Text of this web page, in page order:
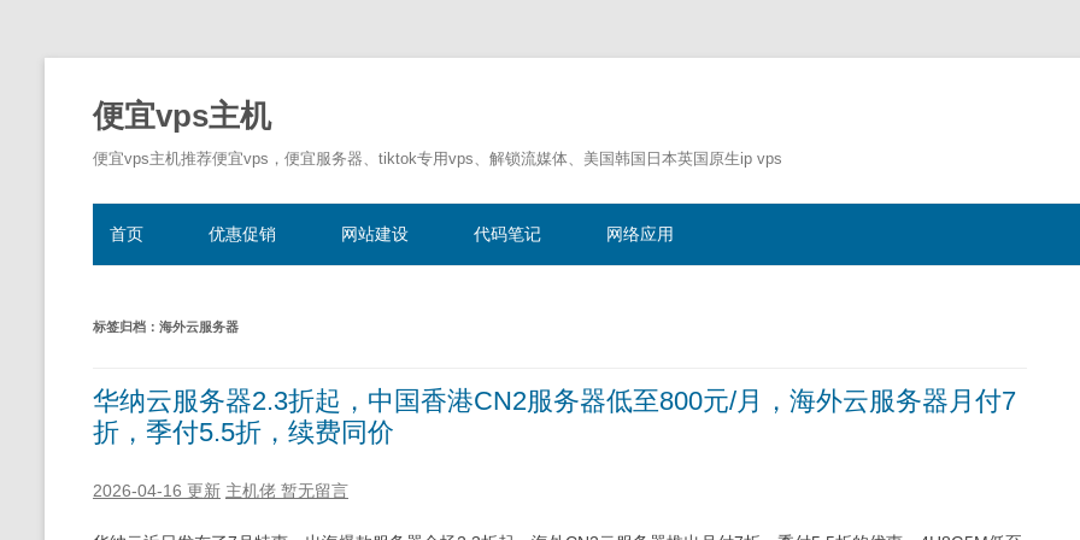
便宜vps主机
便宜vps主机推荐便宜vps，便宜服务器、tiktok专用vps、解锁流媒体、美国韩国日本英国原生ip vps
文
首页 优惠促销 网站建设 代码笔记 网络应用
标签归档： 海外云服务器
华纳云服务器2.3折起，中国香港CN2服务器低至800元/月，海外云服务器月付7
折，季付5.5折，续费同价
2026-04-16 更新 主机佬 暂无留言